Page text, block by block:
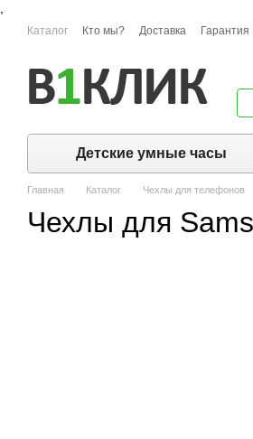
Перейти к основному контенту
Каталог Кто мы? Доставка Гарантия
Детские умные часы
Главная Каталог Чехлы для телефонов
Чехлы для